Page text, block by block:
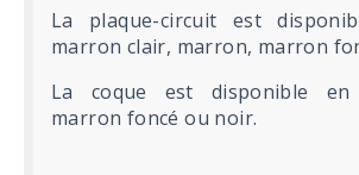
La plaque-circuit est
marron clair, marron, marron
La coque est disponible en
marron foncé ou noir.